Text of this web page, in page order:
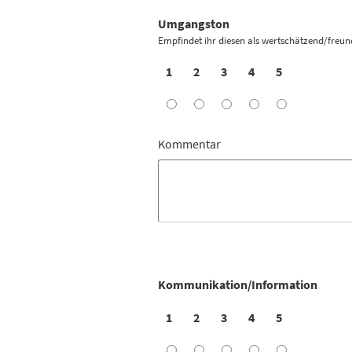
Umgangston
Empfindet ihr diesen als wertschätzend/
1 2 3 4 5
Kommentar
Kommunikation/Information
1 2 3 4 5